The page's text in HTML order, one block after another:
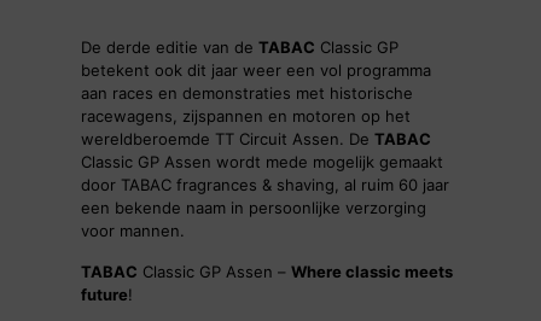
De derde editie van de TABAC Classic GP
betekent ook dit jaar weer een vol programma
aan races en demonstraties met historische
racewagens, zijspannen en motoren op het
wereldberoemde TT Circuit Assen. De TABAC
Classic GP Assen wordt mede mogelijk gemaakt
door TABAC fragrances & shaving, al ruim 60 jaar
een bekende naam in persoonlijke verzorging
voor mannen.
TABAC Classic GP Assen – Where classic meets
future!